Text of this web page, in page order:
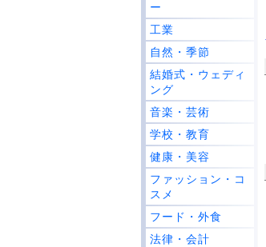
ー
工業
自然・季節
結婚式・ウェディ
ング
音楽・芸術
学校・教育
健康・美容
ファッション・コ
スメ
フード・外食
法律・会計